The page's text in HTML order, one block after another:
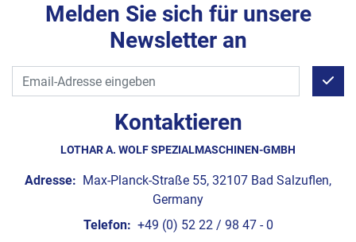
Kontaktieren
LOTHAR A. WOLF SPEZIALMASCHINEN-GMBH
Adresse: Max-Planck-Straße 55, 32107 Bad Salzuflen,
Germany
Telefon: +49 (0) 52 22 / 98 47 - 0
Melden Sie sich für unsere
Newsletter an